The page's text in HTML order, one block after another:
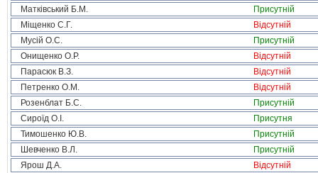
Матківський Б.М.
Присутній
Міщенко С.Г.
Відсутній
Мусій О.С.
Присутній
Онищенко О.Р.
Відсутній
Парасюк В.З.
Відсутній
Петренко О.М.
Відсутній
Розенблат Б.С.
Присутній
Сироїд О.І.
Присутня
Тимошенко Ю.В.
Присутній
Шевченко В.Л.
Присутній
Ярош Д.А.
Відсутній